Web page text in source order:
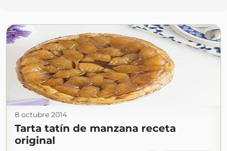
8 octubre 2014
Tarta tatín de manzana receta
original